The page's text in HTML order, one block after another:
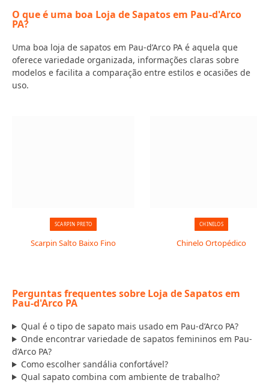
O que é uma boa Loja de Sapatos em Pau-d'Arco
PA?
Uma boa loja de sapatos em Pau-d’Arco PA é aquela que
oferece variedade organizada, informações claras sobre
modelos e facilita a comparação entre estilos e ocasiões de
uso.
SCARPIN PRETO
Scarpin Salto Baixo Fino
CHINELOS
Chinelo Ortopédico
Perguntas frequentes sobre Loja de Sapatos em
Pau-d'Arco PA
Qual é o tipo de sapato mais usado em Pau-d’Arco PA?
Onde encontrar variedade de sapatos femininos em Pau-
d’Arco PA?
Como escolher sandália confortável?
Qual sapato combina com ambiente de trabalho?